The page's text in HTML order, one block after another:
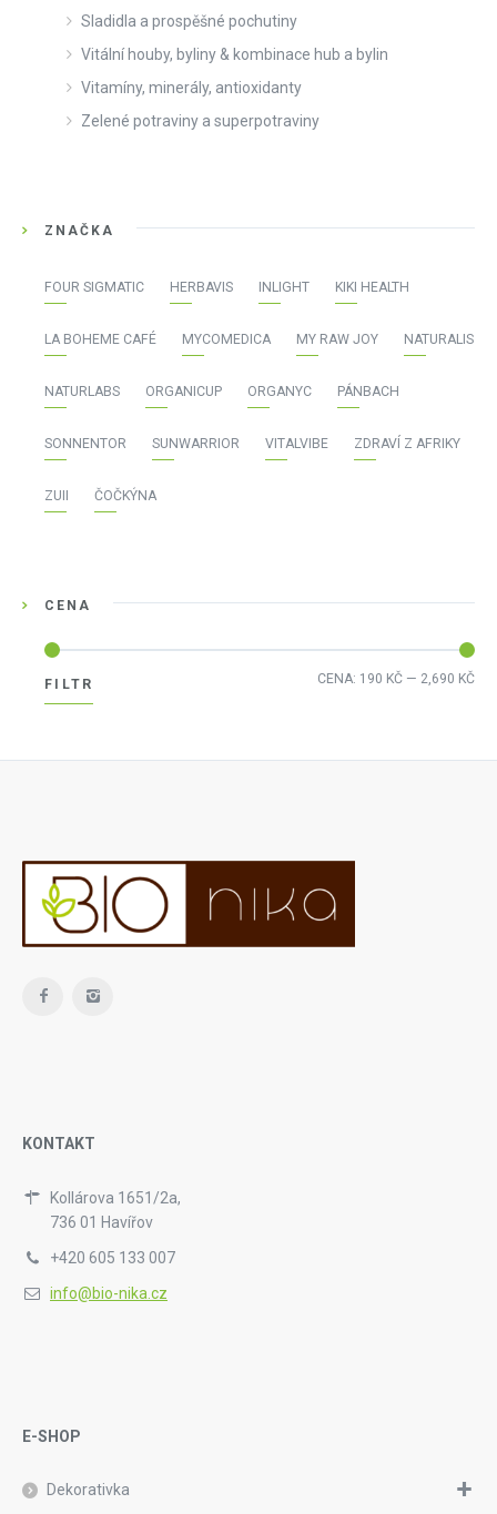
Sladidla a prospěšné pochutiny
Vitální houby, byliny & kombinace hub a bylin
Vitamíny, minerály, antioxidanty
Zelené potraviny a superpotraviny
ZNAČKA
FOUR SIGMATIC HERBAVIS INLIGHT KIKI HEALTH
LA BOHEME CAFÉ MYCOMEDICA MY RAW JOY NATURALIS
NATURLABS ORGANICUP ORGANYC PÁNBACH
SONNENTOR SUNWARRIOR VITALVIBE ZDRAVÍ Z AFRIKY
ZUII ČOČKÝNA
CENA
FILTR CENA: 190 KČ — 2,690 KČ
KONTAKT
Kollárova 1651/2a,
736 01 Havířov
+420 605 133 007
info@bio-nika.cz
E-SHOP
Dekorativka